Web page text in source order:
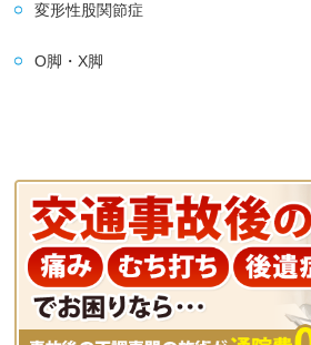
変形性股関節症
O脚・X脚